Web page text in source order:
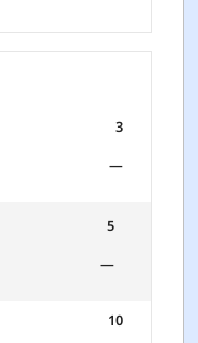
3
—
5
—
10